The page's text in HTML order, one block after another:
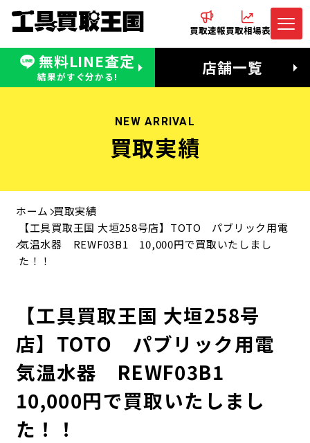
買取速報買取相場表
無料LINE査定
結果がすぐ分かる! 店舗一覧
無料LINE査定
受付：11:00〜19:00 木曜定休日
電話でお問合わせ
営業時間：11:00〜20:00
NEW ARRIVAL
買取実績
ホーム 買取実績
【工具買取王国 大垣258号店】TOTO パブリック用電
気温水器 REWF03B1 10,000円で買取いたしまし
た！！
【工具買取王国 大垣258号
店】TOTO パブリック用電
気温水器 REWF03B1
10,000円で買取いたしまし
た！！